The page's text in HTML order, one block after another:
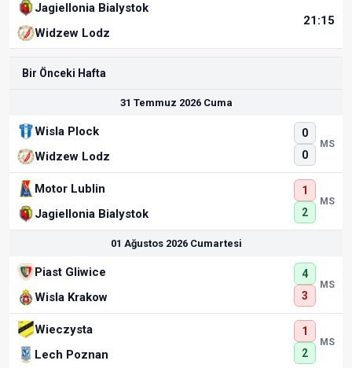
Jagiellonia Bialystok
Widzew Lodz
21:15
Bir Önceki Hafta
31 Temmuz 2026 Cuma
Wisla Plock
Widzew Lodz
0
0
MS
Motor Lublin
Jagiellonia Bialystok
1
2
MS
01 Ağustos 2026 Cumartesi
Piast Gliwice
Wisla Krakow
4
3
MS
Wieczysta
Lech Poznan
1
2
MS